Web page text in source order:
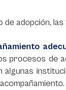
de adopción,
procesos de
algunas